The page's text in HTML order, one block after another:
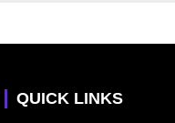
QUICK LINKS